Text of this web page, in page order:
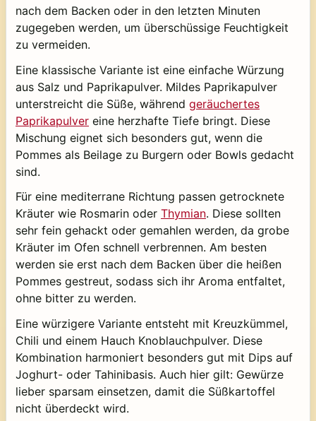
nach dem Backen oder in den letzten Minuten
zugegeben werden, um überschüssige Feuchtigkeit
zu vermeiden.
Eine klassische Variante ist eine einfache Würzung
aus Salz und Paprikapulver. Mildes Paprikapulver
unterstreicht die Süße, während geräuchertes
Paprikapulver eine herzhafte Tiefe bringt. Diese
Mischung eignet sich besonders gut, wenn die
Pommes als Beilage zu Burgern oder Bowls gedacht
sind.
Für eine mediterrane Richtung passen getrocknete
Kräuter wie Rosmarin oder Thymian. Diese sollten
sehr fein gehackt oder gemahlen werden, da grobe
Kräuter im Ofen schnell verbrennen. Am besten
werden sie erst nach dem Backen über die heißen
Pommes gestreut, sodass sich ihr Aroma entfaltet,
ohne bitter zu werden.
Eine würzigere Variante entsteht mit Kreuzkümmel,
Chili und einem Hauch Knoblauchpulver. Diese
Kombination harmoniert besonders gut mit Dips auf
Joghurt- oder Tahinibasis. Auch hier gilt: Gewürze
lieber sparsam einsetzen, damit die Süßkartoffel
nicht überdeckt wird.